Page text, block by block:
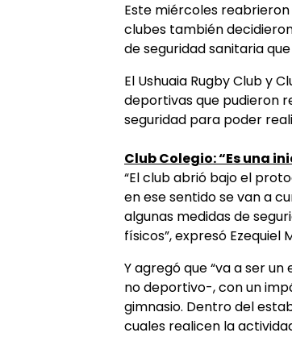
Este miércoles
clubes también
de seguridad sanitaria
El Ushuaia Rugby Club y
deportivas que pudieron
seguridad para poder
Club Colegio: “Es una
“El club abrió bajo el
en ese sentido se van a
algunas medidas de
físicos”, expresó Ezequiel
Y agregó que “va a ser
no deportivo-, con un
gimnasio. Dentro del
cuales realicen la